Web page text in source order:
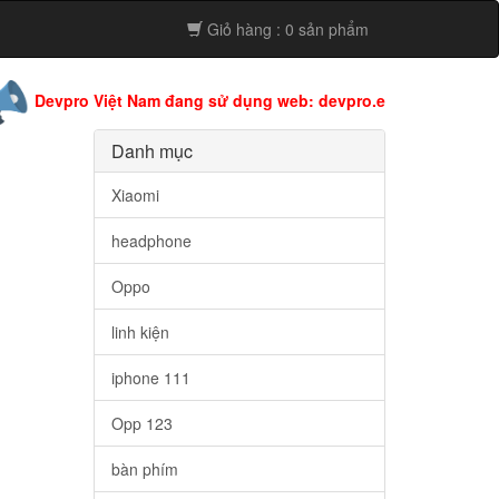
Giỏ hàng : 0 sản phẩm
Việt Nam đang sử dụng web: devpro.edu.vn còn web này
Danh mục
Xiaomi
headphone
Oppo
linh kiện
iphone 111
Opp 123
bàn phím